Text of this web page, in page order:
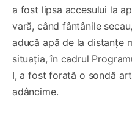
a fost lipsa accesului la
vară, când fântânile
aducă apă de la distanțe
situația, în cadrul
I, a fost forată o sondă
adâncime.